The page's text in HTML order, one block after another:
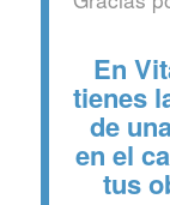
En
tienes
de
en el
tus